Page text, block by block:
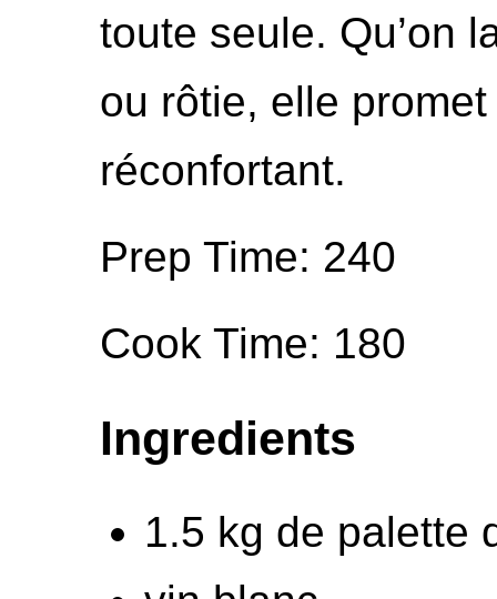
toute seule. Qu’on
ou rôtie, elle
réconfortant.
Prep Time: 240
Cook Time: 180
Ingredients
1.5 kg de palette